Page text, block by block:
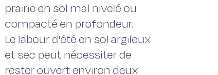
prairie en sol mal nivelé ou
compacté en profondeur.
Le labour d'été en sol argileux
et sec peut nécessiter de
rester ouvert environ deux